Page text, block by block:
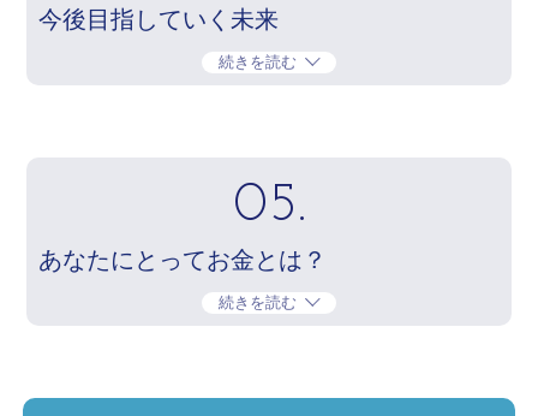
今後目指していく未来
続きを読む
05.
あなたにとってお金とは？
続きを読む